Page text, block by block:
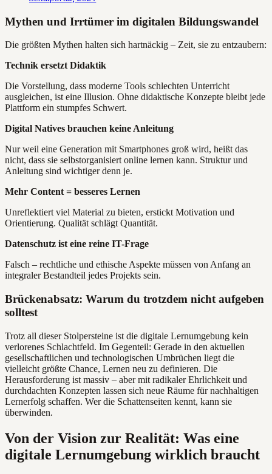
Mythen und Irrtümer im digitalen Bildungswandel
Die größten Mythen halten sich hartnäckig – Zeit, sie zu entzaubern:
Technik ersetzt Didaktik
Die Vorstellung, dass moderne Tools schlechten Unterricht
ausgleichen, ist eine Illusion. Ohne didaktische Konzepte bleibt jede
Plattform ein stumpfes Schwert.
Digital Natives brauchen keine Anleitung
Nur weil eine Generation mit Smartphones groß wird, heißt das
nicht, dass sie selbstorganisiert online lernen kann. Struktur und
Anleitung sind wichtiger denn je.
Mehr Content = besseres Lernen
Unreflektiert viel Material zu bieten, erstickt Motivation und
Orientierung. Qualität schlägt Quantität.
Datenschutz ist eine reine IT-Frage
Falsch – rechtliche und ethische Aspekte müssen von Anfang an
integraler Bestandteil jedes Projekts sein.
Brückenabsatz: Warum du trotzdem nicht aufgeben
solltest
Trotz all dieser Stolpersteine ist die digitale Lernumgebung kein
verlorenes Schlachtfeld. Im Gegenteil: Gerade in den aktuellen
gesellschaftlichen und technologischen Umbrüchen liegt die
vielleicht größte Chance, Lernen neu zu definieren. Die
Herausforderung ist massiv – aber mit radikaler Ehrlichkeit und
durchdachten Konzepten lassen sich neue Räume für nachhaltigen
Lernerfolg schaffen. Wer die Schattenseiten kennt, kann sie
überwinden.
Von der Vision zur Realität: Was eine
digitale Lernumgebung wirklich braucht